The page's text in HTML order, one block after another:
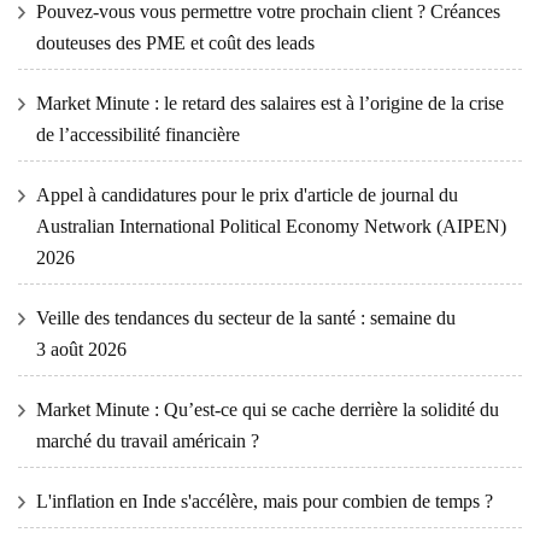
Pouvez-vous vous permettre votre prochain client ? Créances
douteuses des PME et coût des leads
Market Minute : le retard des salaires est à l’origine de la crise
de l’accessibilité financière
Appel à candidatures pour le prix d'article de journal du
Australian International Political Economy Network (AIPEN)
2026
Veille des tendances du secteur de la santé : semaine du
3 août 2026
Market Minute : Qu’est-ce qui se cache derrière la solidité du
marché du travail américain ?
L'inflation en Inde s'accélère, mais pour combien de temps ?